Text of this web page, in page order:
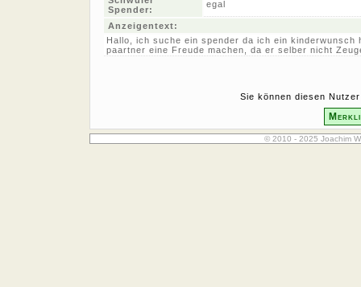
Spender:
egal
Anzeigentext:
Hallo, ich suche ein spender da ich ein kinderwunsch
paartner eine Freude machen, da er selber nicht
Sie können diesen
© 2010 - 2025 Joachim